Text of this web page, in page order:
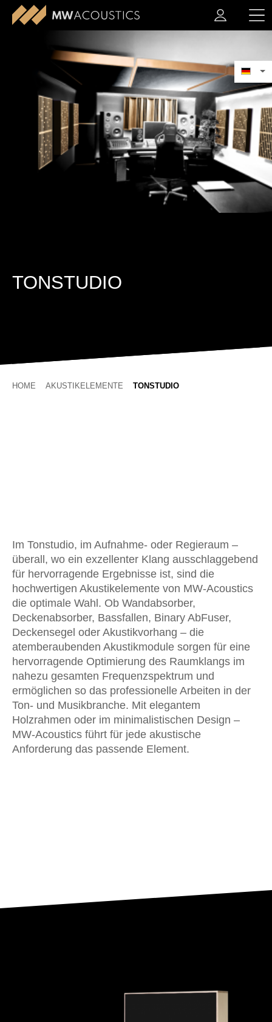
TONSTUDIO
HOME AKUSTIKELEMENTE TONSTUDIO
Im Tonstudio, im Aufnahme- oder Regieraum –
überall, wo ein exzellenter Klang ausschlaggebend
für hervorragende Ergebnisse ist, sind die
hochwertigen Akustikelemente von MW-Acoustics
die optimale Wahl. Ob Wandabsorber,
Deckenabsorber, Bassfallen, Binary AbFuser,
Deckensegel oder Akustikvorhang – die
atemberaubenden Akustikmodule sorgen für eine
hervorragende Optimierung des Raumklangs im
nahezu gesamten Frequenzspektrum und
ermöglichen so das professionelle Arbeiten in der
Ton- und Musikbranche. Mit elegantem
Holzrahmen oder im minimalistischen Design –
MW-Acoustics führt für jede akustische
Anforderung das passende Element.